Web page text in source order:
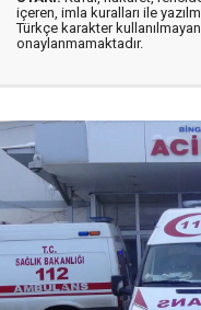
içeren, imla kuralları ile
Türkçe karakter
onaylanmamaktadır.